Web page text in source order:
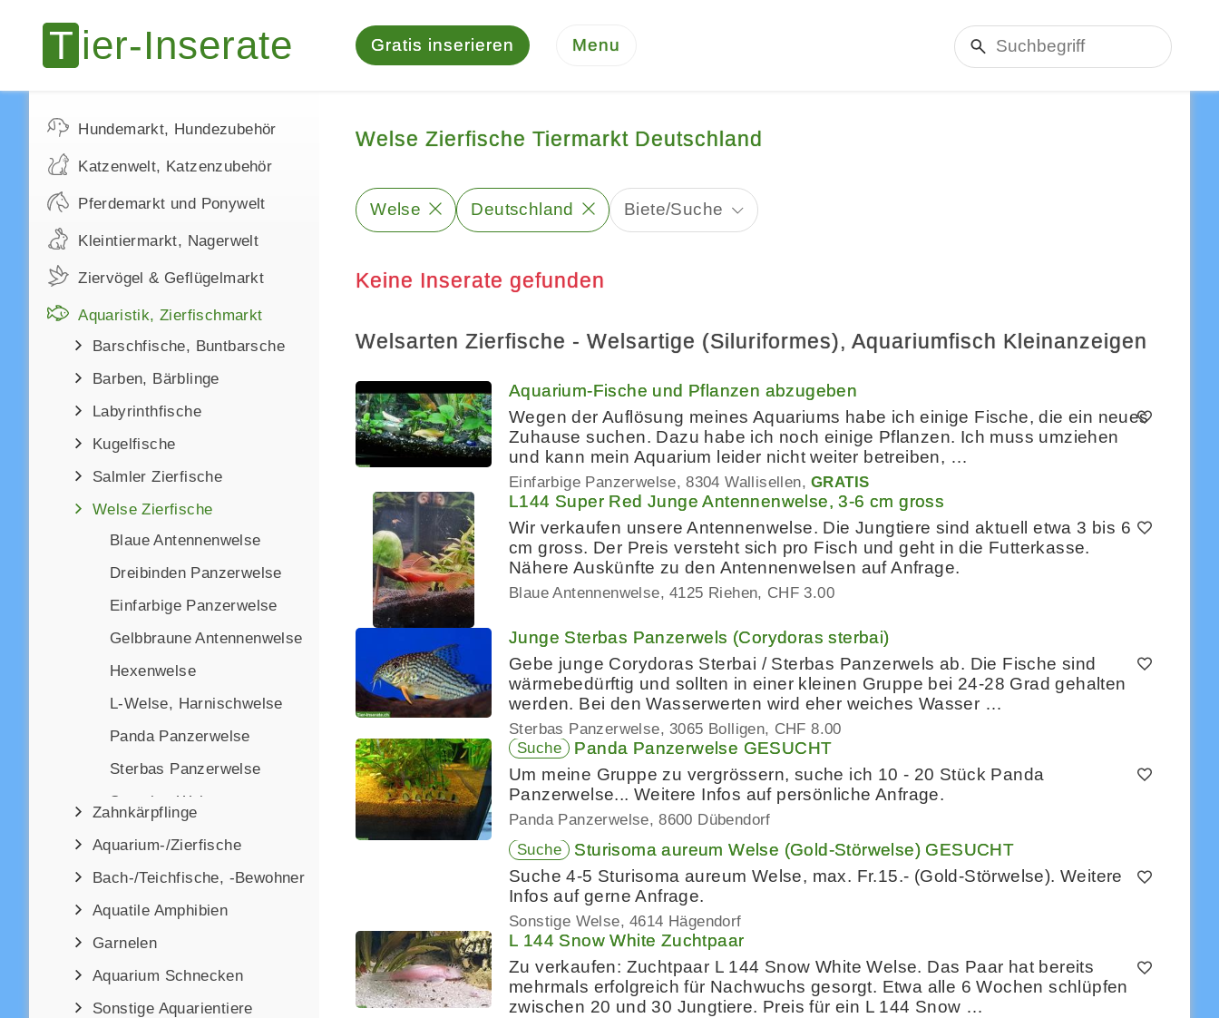
Gratis inserieren Menu
Hundemarkt, Hundezubehör
Katzenwelt, Katzenzubehör
Pferdemarkt und Ponywelt
Kleintiermarkt, Nagerwelt
Ziervögel & Geflügelmarkt
Aquaristik, Zierfischmarkt
Barschfische, Buntbarsche
Barben, Bärblinge
Labyrinthfische
Kugelfische
Salmler Zierfische
Welse Zierfische
Blaue Antennenwelse
Dreibinden Panzerwelse
Einfarbige Panzerwelse
Gelbbraune Antennenwelse
Hexenwelse
L-Welse, Harnischwelse
Panda Panzerwelse
Sterbas Panzerwelse
Sonstige Welse
Zahnkärpflinge
Aquarium-/Zierfische
Bach-/Teichfische, -Bewohner
Aquatile Amphibien
Garnelen
Aquarium Schnecken
Sonstige Aquarientiere
Welse Zierfische Tiermarkt Deutschland
Welse Deutschland Biete/Suche
Keine Inserate gefunden
Welsarten Zierfische - Welsartige (Siluriformes), Aquariumfisch Kleinanzeigen
Aquarium-Fische und Pflanzen abzugeben
Wegen der Auflösung meines Aquariums habe ich einige Fische, die ein neues
Zuhause suchen. Dazu habe ich noch einige Pflanzen. Ich muss umziehen
und kann mein Aquarium leider nicht weiter betreiben, …
Einfarbige Panzerwelse 8304 Wallisellen GRATIS
L144 Super Red Junge Antennenwelse, 3-6 cm gross
Wir verkaufen unsere Antennenwelse. Die Jungtiere sind aktuell etwa 3 bis 6
cm gross. Der Preis versteht sich pro Fisch und geht in die Futterkasse.
Nähere Auskünfte zu den Antennenwelsen auf Anfrage.
Blaue Antennenwelse 4125 Riehen CHF 3.00
Junge Sterbas Panzerwels (Corydoras sterbai)
Gebe junge Corydoras Sterbai / Sterbas Panzerwels ab. Die Fische sind
wärmebedürftig und sollten in einer kleinen Gruppe bei 24-28 Grad gehalten
werden. Bei den Wasserwerten wird eher weiches Wasser …
Sterbas Panzerwelse 3065 Bolligen
CHF 8.00
Suche
Panda Panzerwelse GESUCHT
Um meine Gruppe zu vergrössern, suche ich 10 - 20 Stück Panda
Panzerwelse... Weitere Infos auf persönliche Anfrage.
Panda Panzerwelse 8600 Dübendorf
Suche
Sturisoma aureum Welse (Gold-Störwelse) GESUCHT
Suche 4-5 Sturisoma aureum Welse, max. Fr.15.- (Gold-Störwelse). Weitere
Infos auf gerne Anfrage.
Sonstige Welse 4614 Hägendorf
L 144 Snow White Zuchtpaar
Zu verkaufen: Zuchtpaar L 144 Snow White Welse. Das Paar hat bereits
mehrmals erfolgreich für Nachwuchs gesorgt. Etwa alle 6 Wochen schlüpfen
zwischen 20 und 30 Jungtiere. Preis für ein L 144 Snow …